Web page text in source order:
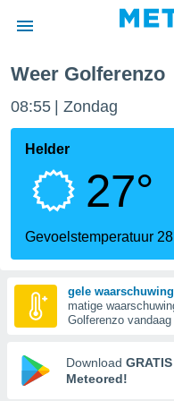
door
verstrekte
hoge
hebt de
voor
op basis
Weer Golferenzo
08:55 Zondag
Helder
27°
Gevoelstemperatuur
gele waarschuwing
matige
Golferenzo vandaag
Download GRATIS
Meteored!